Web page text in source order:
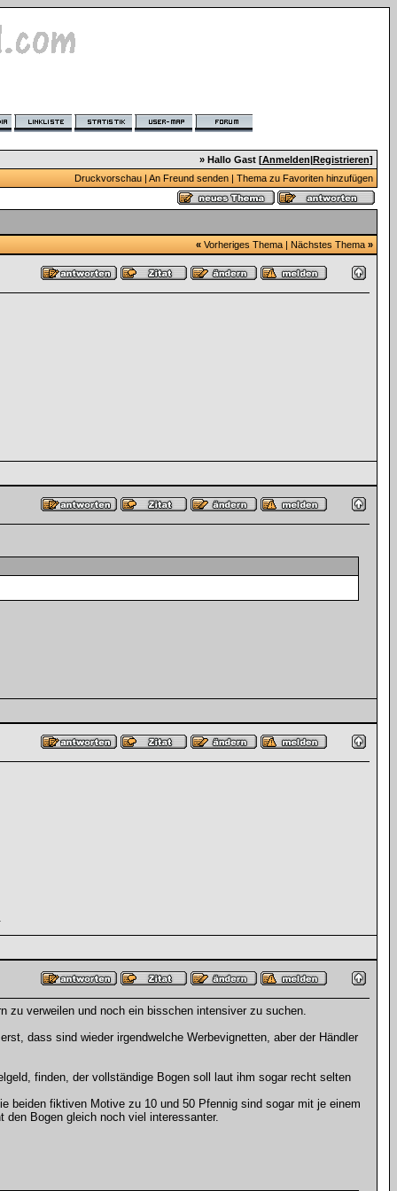
» Hallo Gast [Anmelden|Registrieren]
Druckvorschau| An Freund senden| Thema zu Favoriten hinzufügen
« Vorheriges Thema| Nächstes Thema »
zu verweilen und noch ein bisschen intensiver zu suchen.
dass sind wieder irgendwelche Werbevignetten, aber der Händler
finden, der vollständige Bogen soll laut ihm sogar recht selten
beiden fiktiven Motive zu 10 und 50 Pfennig sind sogar mit je einem
Bogen gleich noch viel interessanter.